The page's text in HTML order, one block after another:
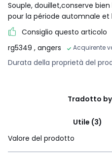
Souple, douillet,conserve
pour la période automnale et
Consiglio questo articolo
rg5349 , angers Acquirente
Durata della proprietà del
Tradotto
Utile (3)
Valore del prodotto